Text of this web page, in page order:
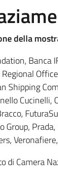
della
Banca
Shipping
Cucinelli,
Group,
di Camera